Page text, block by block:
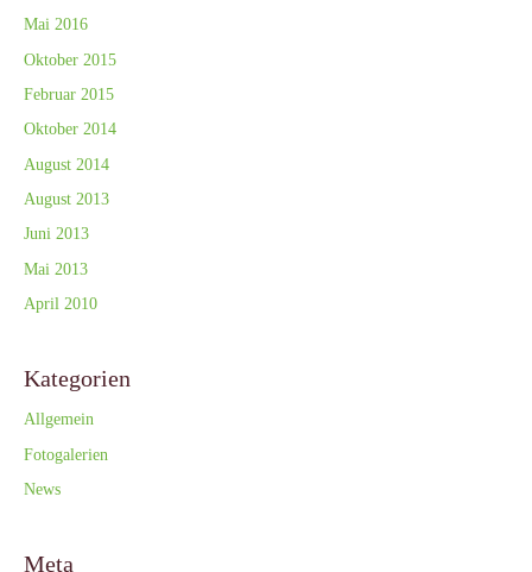
Mai 2016
Oktober 2015
Februar 2015
Oktober 2014
August 2014
August 2013
Juni 2013
Mai 2013
April 2010
Kategorien
Allgemein
Fotogalerien
News
Meta